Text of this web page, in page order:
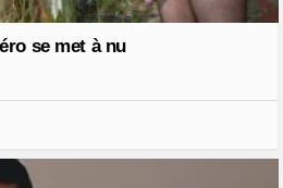
se met à nu